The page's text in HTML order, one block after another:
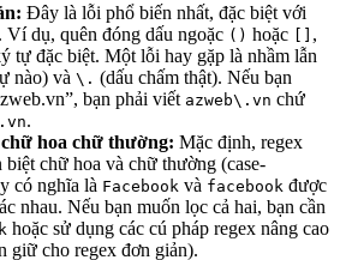
Đây là lỗi phổ biến nhất, đặc biệt với
Ví dụ, quên đóng dấu ngoặc () hoặc
,
tự đặc biệt. Một lỗi hay gặp là nhầm lẫn
nào) và \. (dấu chấm thật). Nếu bạn
bạn phải viết azweb\.vn chứ
.
hoa chữ thường: Mặc định, regex
chữ hoa và chữ thường (case-
có nghĩa là Facebook và facebook được
nhau. Nếu bạn muốn lọc cả hai, bạn cần
hoặc sử dụng các cú pháp regex nâng cao
giữ cho regex đơn giản).